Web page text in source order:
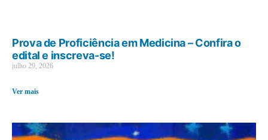
Prova de Proficiência em Medicina – Confira o
edital e inscreva-se!
julho 29, 2026
Ver mais